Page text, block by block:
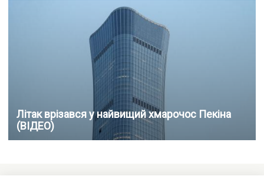
Літак врізався у найвищий хмарочос Пекіна
(ВІДЕО)